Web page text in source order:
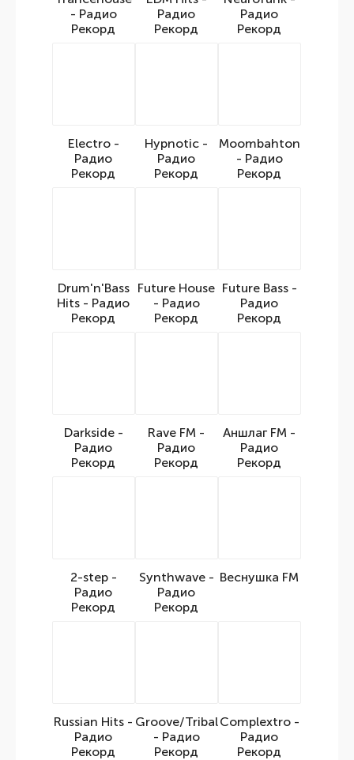
- Радио
Рекорд
Радио
Рекорд
Радио
Рекорд
Electro -
Радио
Рекорд
Hypnotic -
Радио
Рекорд
Moombahton
- Радио
Рекорд
Drum'n'Bass
Hits - Радио
Рекорд
Future House
- Радио
Рекорд
Future Bass -
Радио
Рекорд
Darkside -
Радио
Рекорд
Rave FM -
Радио
Рекорд
Аншлаг FM -
Радио
Рекорд
2-step -
Радио
Рекорд
Synthwave -
Радио
Рекорд
Веснушка FM
Russian Hits -
Радио
Рекорд
Groove/Tribal
- Радио
Рекорд
Complextro -
Радио
Рекорд